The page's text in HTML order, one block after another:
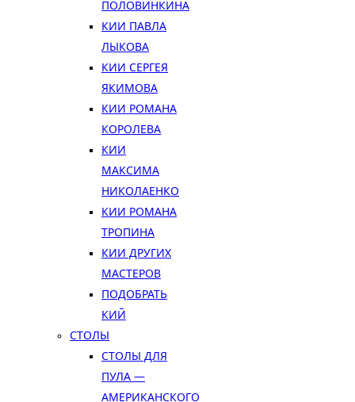
ПОЛОВИНКИНА
КИИ ПАВЛА
ЛЫКОВА
КИИ СЕРГЕЯ
ЯКИМОВА
КИИ РОМАНА
КОРОЛЕВА
КИИ
МАКСИМА
НИКОЛАЕНКО
КИИ РОМАНА
ТРОПИНА
КИИ ДРУГИХ
МАСТЕРОВ
ПОДОБРАТЬ
КИЙ
СТОЛЫ
СТОЛЫ ДЛЯ
ПУЛА —
АМЕРИКАНСКОГО